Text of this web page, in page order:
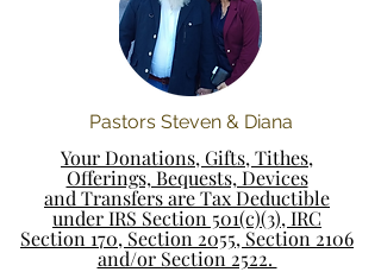
Pastors Steven & Diana
Your Donations, Gifts, Tithes,
Offerings, Bequests, Devices
and Transfers are Tax Deductible
under IRS Section 501(c)(3), IRC
Section 170, Section 2055, Section 2106
and/or Section 2522.